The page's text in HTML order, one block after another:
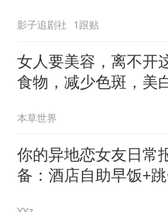
影子追剧社 1跟贴
女人要美容，离不开
食物，减少色斑，美
本草世界
你的异地恋女友日常
备：酒店自助早饭+